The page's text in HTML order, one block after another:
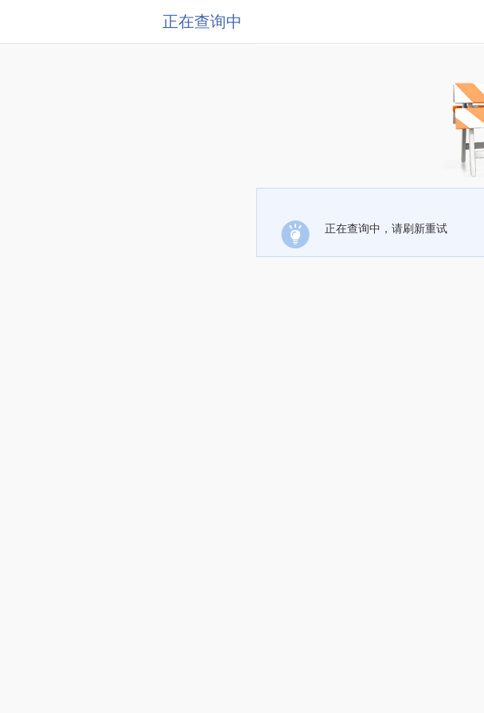
正在查询中
正在查询中，请刷新重试